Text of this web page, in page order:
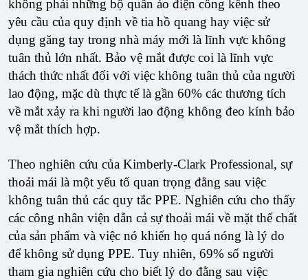
không phải những bộ quần áo điện cồng kềnh theo
yêu cầu của quy định về tia hồ quang hay việc sử
dụng găng tay trong nhà máy mới là lĩnh vực không
tuân thủ lớn nhất. Bảo vệ mắt được coi là lĩnh vực
thách thức nhất đối với việc không tuân thủ của người
lao động, mặc dù thực tế là gần 60% các thương tích
về mắt xảy ra khi người lao động không đeo kính bảo
vệ mắt thích hợp.
Theo nghiên cứu của Kimberly-Clark Professional, sự
thoải mái là một yếu tố quan trọng đằng sau việc
không tuân thủ các quy tắc PPE. Nghiên cứu cho thấy
các công nhân viện dẫn cả sự thoải mái về mặt thể chất
của sản phẩm và việc nó khiến họ quá nóng là lý do
để không sử dụng PPE. Tuy nhiên, 69% số người
tham gia nghiên cứu cho biết lý do đằng sau việc